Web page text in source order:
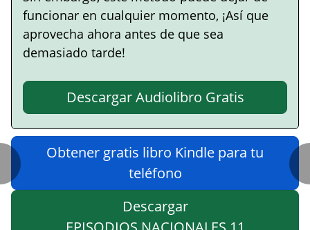
funcionar en cualquier momento, ¡Así que
aprovecha ahora antes de que sea
demasiado tarde!
Descargar Audiolibro Gratis
Obtener gratis libro Kindle para tu
teléfono
Descargar